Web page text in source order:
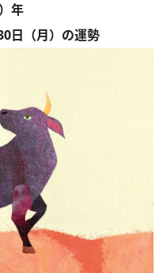
年
日（月）の運勢